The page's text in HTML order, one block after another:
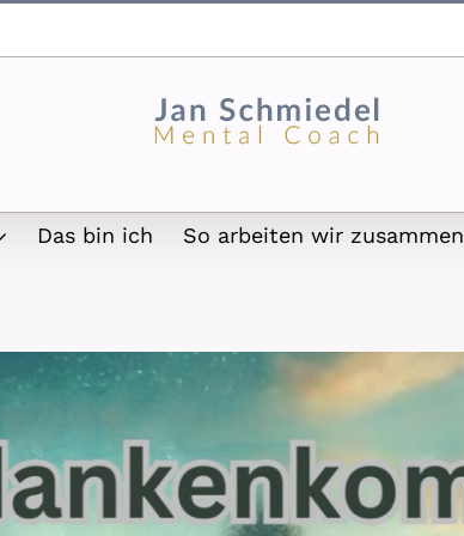
Das bin ich So arbeiten wir zusammen